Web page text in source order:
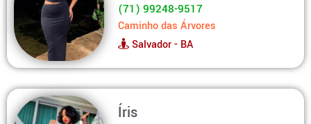
(71) 99248-9517
Caminho das Árvores
Salvador - BA
Íris